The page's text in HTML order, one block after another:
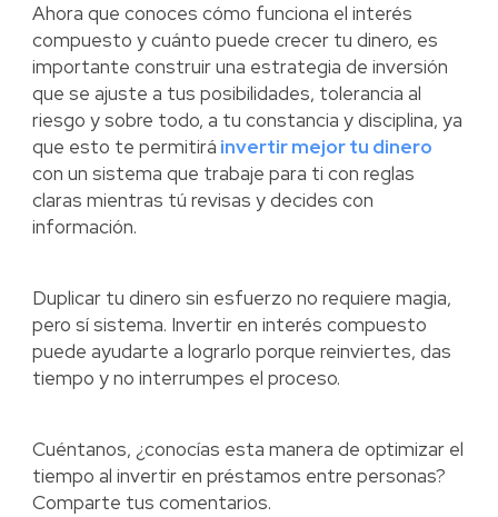
Ahora que conoces cómo funciona el interés
compuesto y cuánto puede crecer tu dinero, es
importante construir una estrategia de inversión
que se ajuste a tus posibilidades, tolerancia al
riesgo y sobre todo, a tu constancia y disciplina, ya
que esto te permitirá invertir mejor tu dinero
con un sistema que trabaje para ti con reglas
claras mientras tú revisas y decides con
información.
Duplicar tu dinero sin esfuerzo no requiere magia,
pero sí sistema. Invertir en interés compuesto
puede ayudarte a lograrlo porque reinviertes, das
tiempo y no interrumpes el proceso.
Cuéntanos, ¿conocías esta manera de optimizar el
tiempo al invertir en préstamos entre personas?
Comparte tus comentarios.